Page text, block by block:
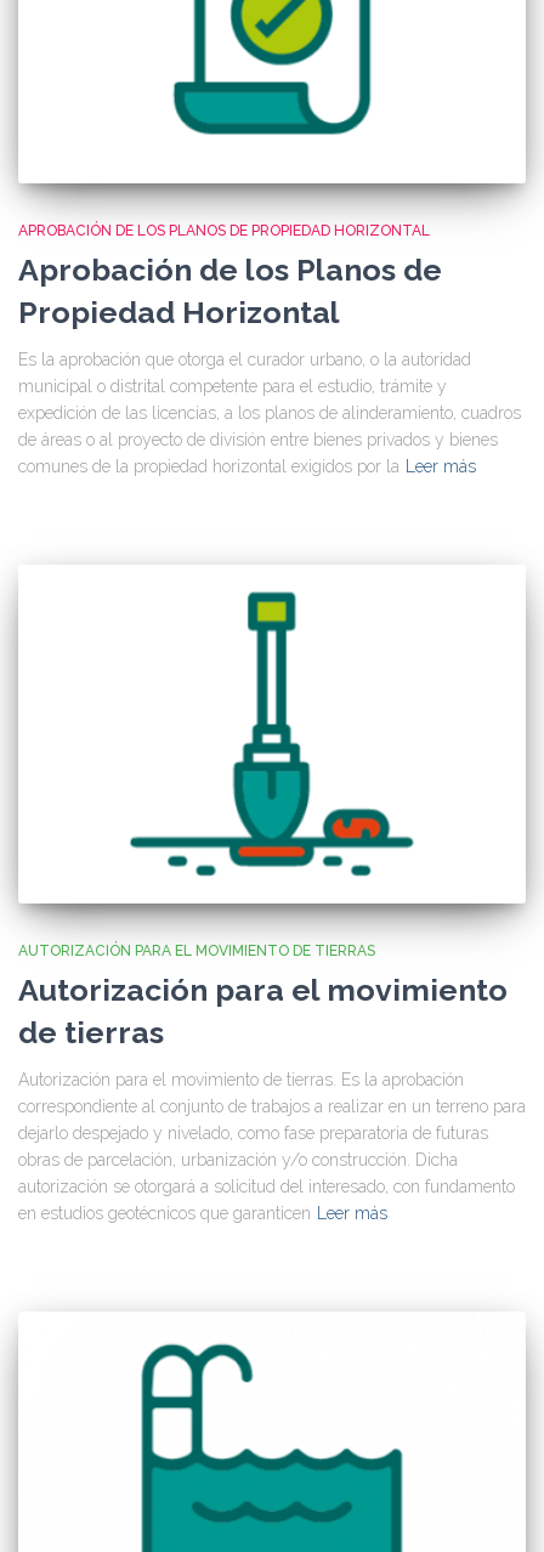
APROBACIÓN DE LOS PLANOS DE PROPIEDAD HORIZONTAL
Aprobación de los Planos de
Propiedad Horizontal
Es la aprobación que otorga el curador urbano, o la autoridad
municipal o distrital competente para el estudio, trámite y
expedición de las licencias, a los planos de alinderamiento, cuadros
de áreas o al proyecto de división entre bienes privados y bienes
comunes de la propiedad horizontal exigidos por la Leer más
AUTORIZACIÓN PARA EL MOVIMIENTO DE TIERRAS
Autorización para el movimiento
de tierras
Autorización para el movimiento de tierras. Es la aprobación
correspondiente al conjunto de trabajos a realizar en un terreno para
dejarlo despejado y nivelado, como fase preparatoria de futuras
obras de parcelación, urbanización y/o construcción. Dicha
autorización se otorgará a solicitud del interesado, con fundamento
en estudios geotécnicos que garanticen
Leer más